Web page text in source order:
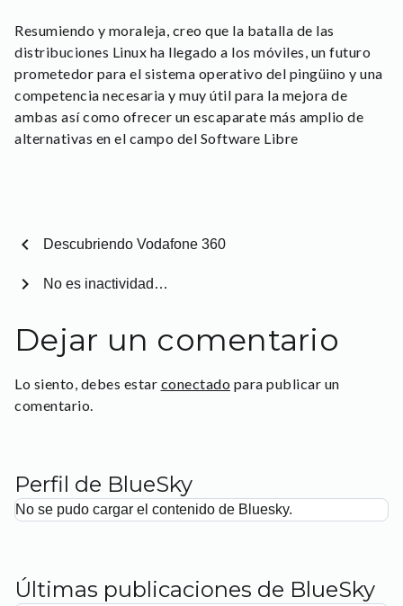
Resumiendo y moraleja, creo que la batalla de las
distribuciones Linux ha llegado a los móviles, un futuro
prometedor para el sistema operativo del pingüino y una
competencia necesaria y muy útil para la mejora de
ambas así como ofrecer un escaparate más amplio de
alternativas en el campo del Software Libre
chevron_left Descubriendo Vodafone 360
No es inactividad…
chevron_right
Dejar un comentario
Lo siento, debes estar conectado para publicar un
comentario.
Perfil de BlueSky
No se pudo cargar el contenido de Bluesky.
Últimas publicaciones de BlueSky